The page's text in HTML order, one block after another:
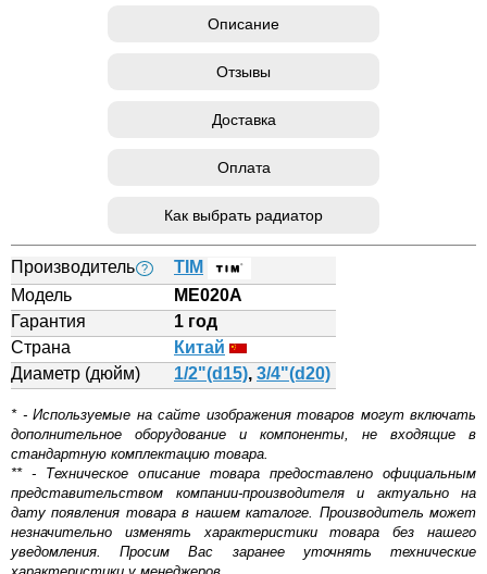
Описание
Отзывы
Доставка
Оплата
Как выбрать радиатор
Производитель ?
TIM
Модель
МЕ020А
Гарантия
1 год
Страна
Китай
Диаметр (дюйм)
1/2"(d15), 3/4"(d20)
* - Используемые на сайте изображения товаров могут включать
дополнительное оборудование и компоненты, не входящие в
стандартную комплектацию товара.
** - Техническое описание товара предоставлено официальным
представительством компании-производителя и актуально на
дату появления товара в нашем каталоге. Производитель может
незначительно изменять характеристики товара без нашего
уведомления. Просим Вас заранее уточнять технические